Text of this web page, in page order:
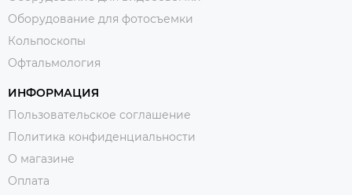
Оборудование для фотосъемки
Кольпоскопы
Офтальмология
ИНФОРМАЦИЯ
Пользовательское соглашение
Политика конфиденциальности
О магазине
Оплата